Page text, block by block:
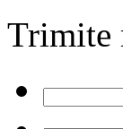
Trimite